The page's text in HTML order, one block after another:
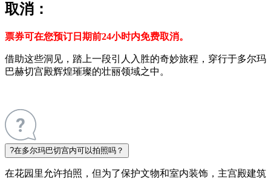
取消：
票券可在您预订日期前24小时内免费取消。
借助这些洞见，踏上一段引人入胜的奇妙旅程，穿行于多尔玛
巴赫切宫殿辉煌璀璨的壮丽领域之中。
?在多尔玛巴切宫内可以拍照吗？
在花园里允许拍照，但为了保护文物和室内装饰，主宫殿建筑